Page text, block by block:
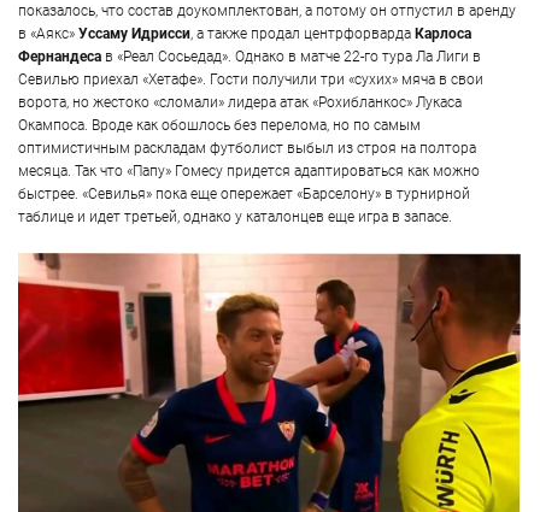
показалось, что состав доукомплектован, а потому он отпустил в аренду
в «Аякс» Уссаму Идрисси, а также продал центрфорварда Карлоса
Фернандеса в «Реал Сосьедад». Однако в матче 22-го тура Ла Лиги в
Севилью приехал «Хетафе». Гости получили три «сухих» мяча в свои
ворота, но жестоко «сломали» лидера атак «Рохибланкос» Лукаса
Окампоса. Вроде как обошлось без перелома, но по самым
оптимистичным раскладам футболист выбыл из строя на полтора
месяца. Так что «Папу» Гомесу придется адаптироваться как можно
быстрее. «Севилья» пока еще опережает «Барселону» в турнирной
таблице и идет третьей, однако у каталонцев еще игра в запасе.